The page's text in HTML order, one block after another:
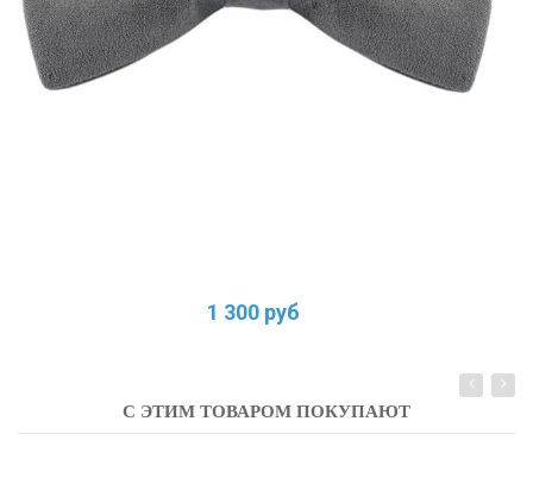
1 300 руб
С ЭТИМ ТОВАРОМ ПОКУПАЮТ